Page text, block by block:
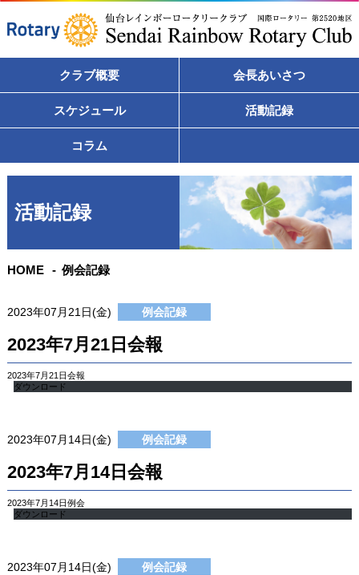
クラブ概要 会長あいさつ
スケジュール 活動記録
コラム
活動記録
HOME 例会記録
2023年07月21日(金) 例会記録
2023年7月21日会報
2023年7月21日会報
ダウンロード
2023年07月14日(金) 例会記録
2023年7月14日会報
2023年7月14日例会
ダウンロード
2023年07月14日(金) 例会記録